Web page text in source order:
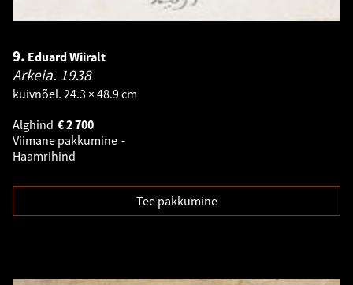
9. Eduard Wiiralt
Arkeia. 1938
kuivnõel. 24.3 × 48.9 cm
Alghind
2 700
€
Viimane pakkumine -
Haamrihind
Tee pakkumine